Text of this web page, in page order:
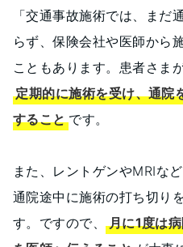
「交通事故施術では、まだ
らず、保険会社や医師から
こともあります。患者さま
定期的に施術を受け、通院
すること です。
また、レントゲンやMRIな
通院途中に施術の打ち切り
す。ですので、月に1度は